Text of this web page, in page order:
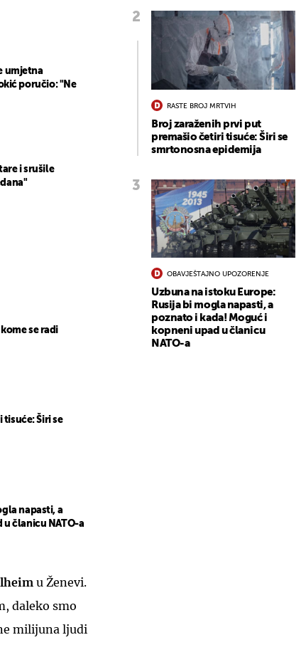
umjetna
poručio: "Ne
i srušile
se radi
Širi se
napasti, a
članicu NATO-a
u Ženevi.
daleko smo
milijuna ljudi
RASTE BROJ MRTVIH
Broj zaraženih prvi put
premašio četiri tisuće: Širi se
smrtonosna epidemija
OBAVJEŠTAJNO UPOZORENJE
Uzbuna na istoku Europe:
Rusija bi mogla napasti, a
poznato i kada! Moguć i
kopneni upad u članicu
NATO-a